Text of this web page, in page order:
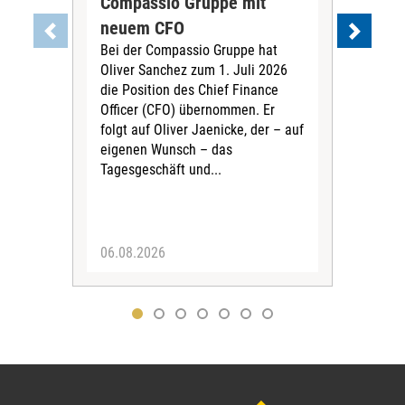
neuem CFO
Bei der Compassio Gruppe hat
Oliver Sanchez zum 1. Juli 2026
die Position des Chief Finance
Officer (CFO) übernommen. Er
folgt auf Oliver Jaenicke, der – auf
eigenen Wunsch – das
Tagesgeschäft und...
06.08.2026